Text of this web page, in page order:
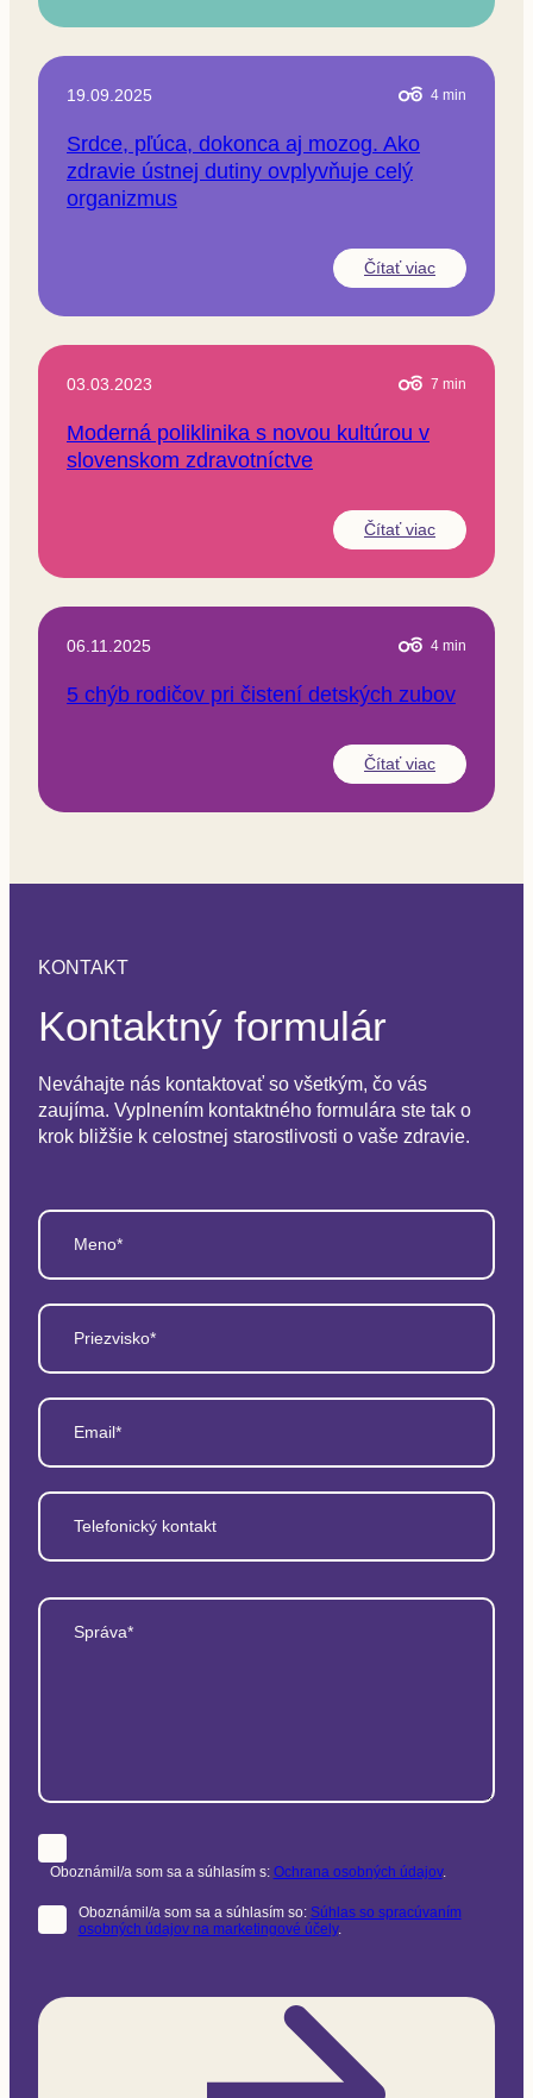
19.09.2025 4 min
Srdce, pľúca, dokonca aj mozog. Ako
zdravie ústnej dutiny ovplyvňuje celý
organizmus
Čítať viac
03.03.2023 7 min
Moderná poliklinika s novou kultúrou v
slovenskom zdravotníctve
Čítať viac
06.11.2025 4 min
5 chýb rodičov pri čistení detských zubov
Čítať viac
KONTAKT
Kontaktný formulár
Neváhajte nás kontaktovať so všetkým, čo vás
zaujíma. Vyplnením kontaktného formulára ste tak o
krok bližšie k celostnej starostlivosti o vaše zdravie.
Meno*
Priezvisko*
Email*
Telefonický kontakt
Správa*
Oboznámil/a som sa a súhlasím s: Ochrana osobných údajov.
Oboznámil/a som sa a súhlasím so: Súhlas so spracúvaním
osobných údajov na marketingové účely.